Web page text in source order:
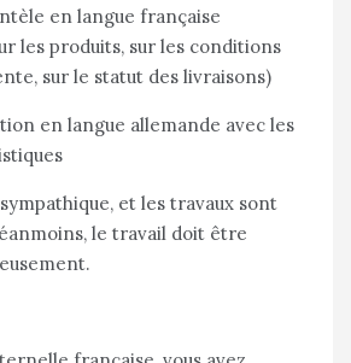
en langue française
les produits, sur les conditions
sur le statut des livraisons)
en langue allemande avec les
et les travaux sont
le travail doit être